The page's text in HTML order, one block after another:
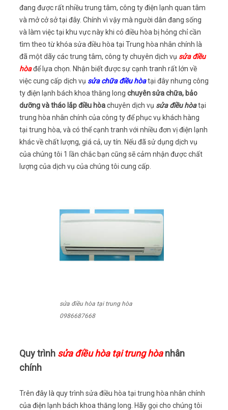
đang được rất nhiều trung tâm, công ty điện lạnh quan tâm
và mở cở sở tại đây. Chính vì vậy mà người dân đang sống
và làm việc tại khu vực này khi có điều hòa bị hỏng chỉ cần
tìm theo từ khóa sửa điều hòa tại Trung hòa nhân chính là
đã một dãy các trung tâm, công ty chuyên dịch vụ sửa điều
hòađể lựa chọn. Nhận biết được sự cạnh tranh rất lớn về
việc cung cấp dịch vụ sửa chữa điều hòatại đây nhưng công
ty điện lạnh bách khoa thăng long chuyên sửa chữa, bảo
dưỡng và tháo lắp điều hòachuyên dịch vụ sửa điều hòatại
trung hòa nhân chính của công ty để phục vụ khách hàng
tại trung hòa, và có thể cạnh tranh với nhiều đơn vị điện lạnh
khác về chất lượng, giá cả, uy tín. Nếu đã sử dụng dịch vụ
của chúng tôi 1 lần chắc bạn cũng sẽ cảm nhận được chất
lượng của dịch vụ của chúng tôi cung cấp.
sửa điều hòa tại trung hòa
0986687668
Quy trình sửa điều hòa tại trung hòanhân
chính
Trên đây là quy trình sửa điều hòa tại trung hòa nhân chính
của điện lạnh bách khoa thăng long. Hãy gọi cho chúng tôi